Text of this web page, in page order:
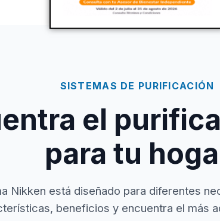
SISTEMAS DE PURIFICACIÓN
el
para tu
Nikken está diseñado para diferentes
beneficios y encuentra el más